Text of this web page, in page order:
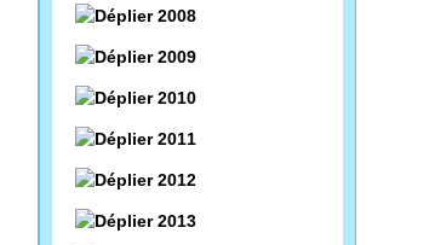
2008
2009
2010
2011
2012
2013